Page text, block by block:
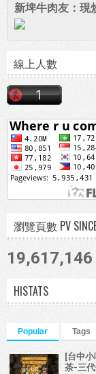
新埤牛肉友：現
線上人數
瀏覽頁數 PV
19,617,146
HISTATS
Popular Tags
[台中
茶-三